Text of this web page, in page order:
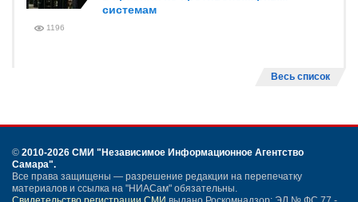
системам
1196
Весь список
© 2010-2026 СМИ "Независимое Информационное Агентство
Самара".
Все права защищены — разрешение редакции на перепечатку
материалов и ссылка на "НИАСам" обязательны.